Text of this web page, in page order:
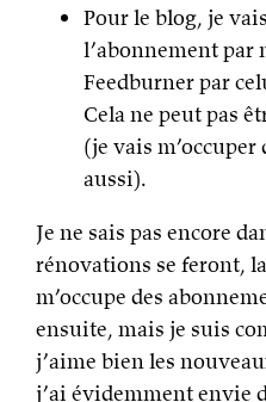
Pour le blog, je
l’abonnement par
Feedburner par
Cela ne peut pas
(je vais
aussi).
Je ne sais pas encore
rénovations se feront,
m’occupe des
ensuite, mais je suis
j’aime bien les
j’ai évidemment envie